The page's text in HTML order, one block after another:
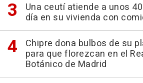
Una ceutí atiende a unos
día en su vivienda con
Chipre dona bulbos de su
para que florezcan en el
Botánico de Madrid